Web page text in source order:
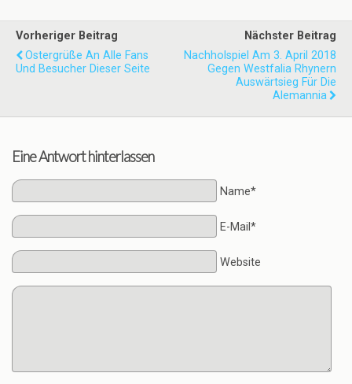
Vorheriger Beitrag
Ostergrüße An Alle Fans
Und Besucher Dieser Seite
Nächster Beitrag
Nachholspiel Am 3. April 2018
Gegen Westfalia Rhynern
Auswärtsieg Für Die
Alemannia
Eine Antwort hinterlassen
Name*
E-Mail*
Website